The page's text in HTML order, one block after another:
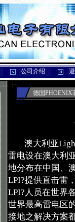
公司介绍
德国PHOENIX
澳大利亚
雷电设在澳大利
地分布在中国、
LPI?提供直击雷
LPI?人员在世界
世界最高雷电区
接地之解决方案